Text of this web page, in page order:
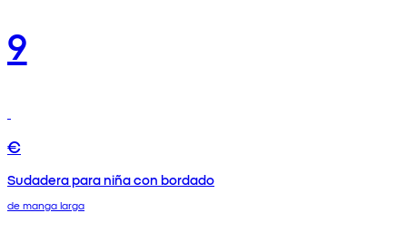
9
€
Sudadera para niña con bordado
de manga larga